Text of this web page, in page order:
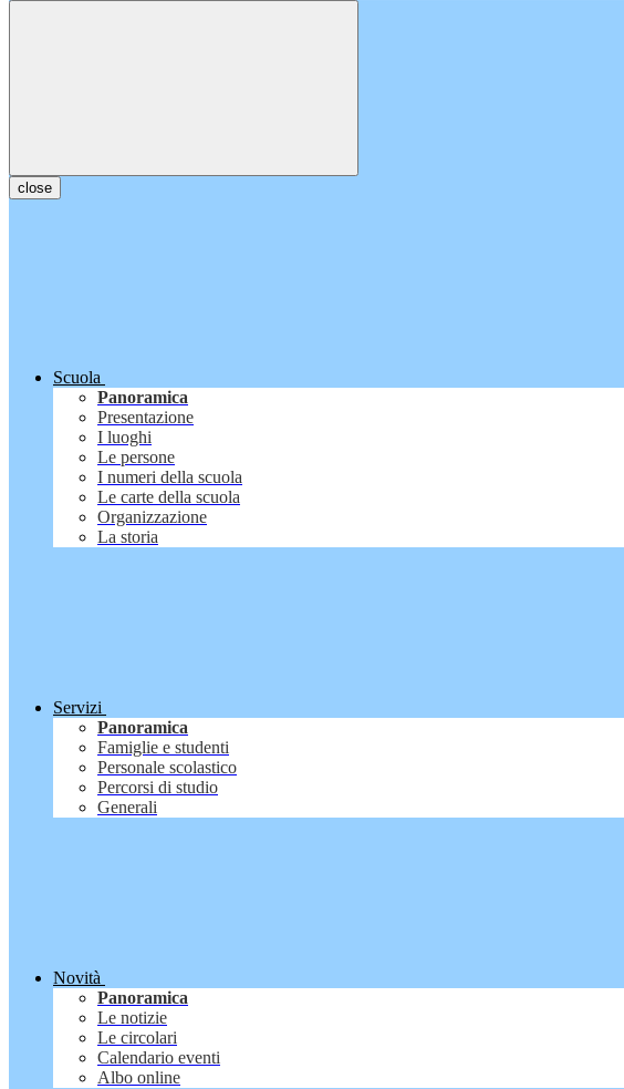
close
Scuola
Panoramica
Presentazione
I luoghi
Le persone
I numeri della scuola
Le carte della scuola
Organizzazione
La storia
Servizi
Panoramica
Famiglie e studenti
Personale scolastico
Percorsi di studio
Generali
Novità
Panoramica
Le notizie
Le circolari
Calendario eventi
Albo online